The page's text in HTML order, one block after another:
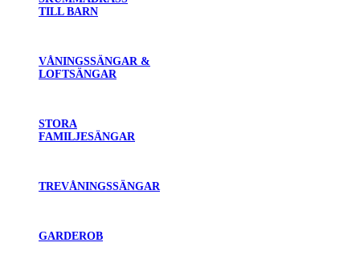
TILL BARN
VÅNINGSSÄNGAR &
LOFTSÄNGAR
STORA
FAMILJESÄNGAR
TREVÅNINGSSÄNGAR
GARDEROB